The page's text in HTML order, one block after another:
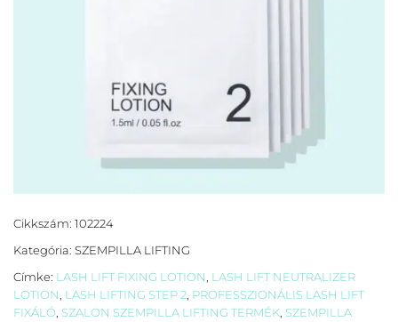
Cikkszám: 102224
Kategória: SZEMPILLA LIFTING
Címke: LASH LIFT FIXING LOTION, LASH LIFT NEUTRALIZER
LOTION, LASH LIFTING STEP 2, PROFESSZIONÁLIS LASH LIFT
FIXÁLÓ, SZALON SZEMPILLA LIFTING TERMÉK, SZEMPILLA